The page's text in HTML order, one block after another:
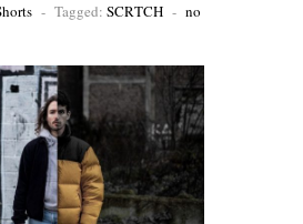
- Tagged: SCRTCH - no